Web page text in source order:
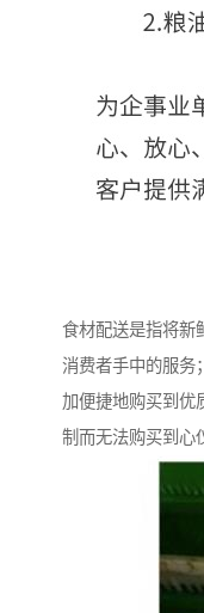
食材配送是指将新
消费者手中的服务
加便捷地购买到优
制而无法购买到心